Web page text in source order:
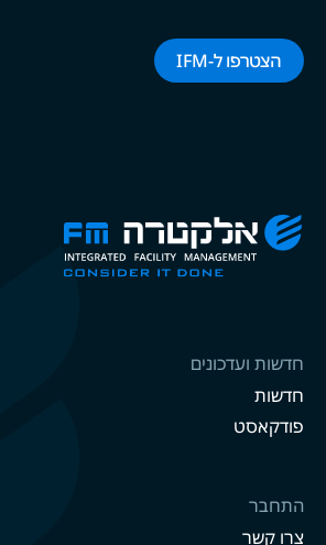
הצטרפו ל-‌‌IFM‌‌
חדשות ועדכונים
חדשות
פודקאסט
התחבר
צרו קשר